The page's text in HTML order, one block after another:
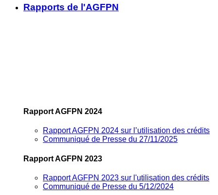
Rapports de l'AGFPN
Rapport AGFPN 2024
Rapport AGFPN 2024 sur l’utilisation des crédits
Communiqué de Presse du 27/11/2025
Rapport AGFPN 2023
Rapport AGFPN 2023 sur l'utilisation des crédits
Communiqué de Presse du 5/12/2024